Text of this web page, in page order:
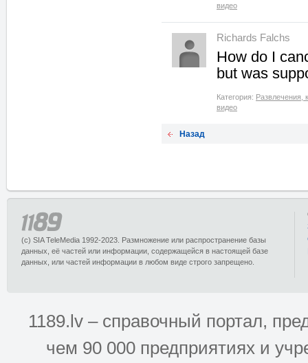
видео
Richards Falchs
How do I
but was
Категория: Развлечения,
видео
Назад
(c) SIA TeleMedia 1992-2023. Размножение или распространение базы
данных, её частей или информации, содержащейся в настоящей базе
данных, или частей информации в любом виде строго запрещено.
1189.lv – справочный портал,
чем 90 000 предприятиях и